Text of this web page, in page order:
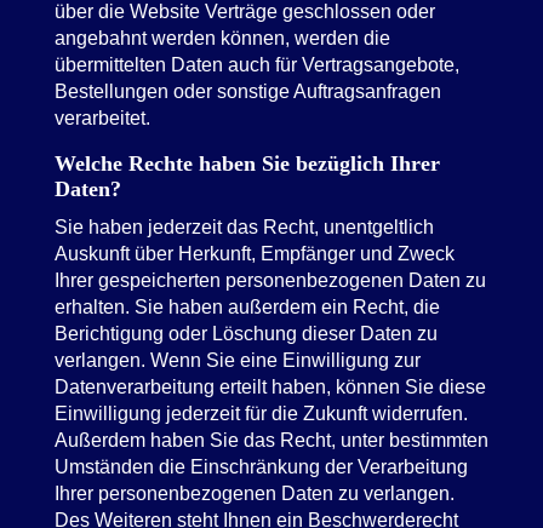
über die Website Verträge geschlossen oder
angebahnt werden können, werden die
übermittelten Daten auch für Vertragsangebote,
Bestellungen oder sonstige Auftragsanfragen
verarbeitet.
Welche Rechte haben Sie bezüglich Ihrer
Daten?
Sie haben jederzeit das Recht, unentgeltlich
Auskunft über Herkunft, Empfänger und Zweck
Ihrer gespeicherten personenbezogenen Daten zu
erhalten. Sie haben außerdem ein Recht, die
Berichtigung oder Löschung dieser Daten zu
verlangen. Wenn Sie eine Einwilligung zur
Datenverarbeitung erteilt haben, können Sie diese
Einwilligung jederzeit für die Zukunft widerrufen.
Außerdem haben Sie das Recht, unter bestimmten
Umständen die Einschränkung der Verarbeitung
Ihrer personenbezogenen Daten zu verlangen.
Des Weiteren steht Ihnen ein Beschwerderecht